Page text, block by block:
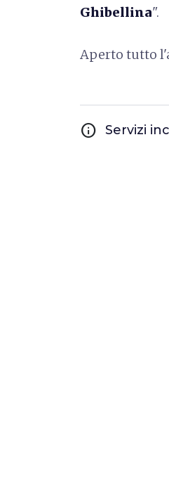
Ghibellina".
Aperto tutto
info Servizi